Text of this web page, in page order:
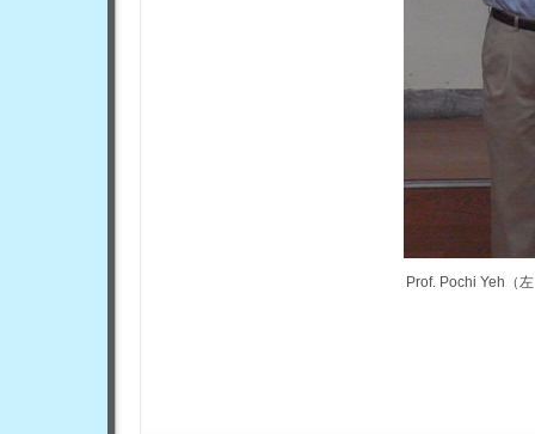
Prof. Pochi Yeh（